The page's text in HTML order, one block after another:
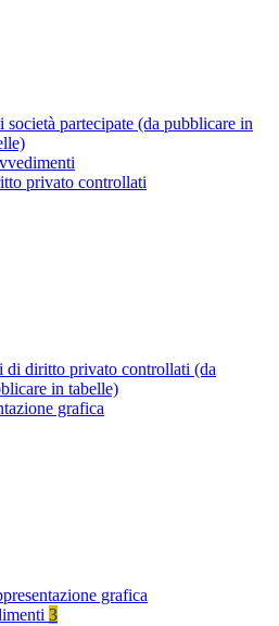
società partecipate (da pubblicare in
privato controllati
di diritto privato controllati (da
in tabelle)
grafica
grafica
3